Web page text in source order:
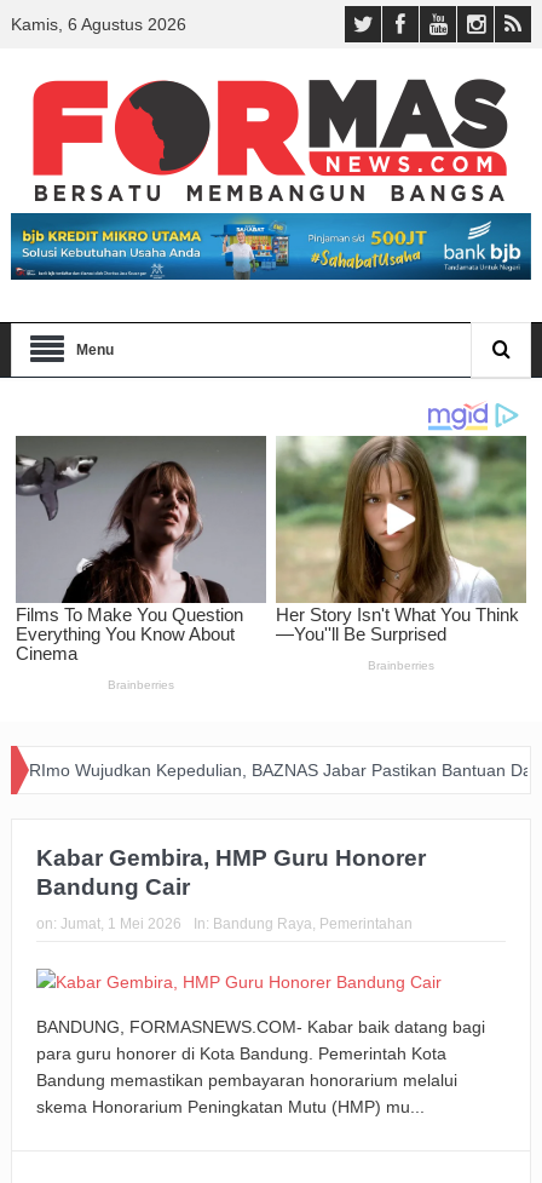
Kamis, 6 Agustus 2026
Menu
Wujudkan Kepedulian, BAZNAS Jabar Pastikan Bantuan Daging
Kabar Gembira, HMP Guru Honorer
Bandung Cair
on: Jumat, 1 Mei 2026 In: Bandung Raya, Pemerintahan
BANDUNG, FORMASNEWS.COM- Kabar baik datang bagi
para guru honorer di Kota Bandung. Pemerintah Kota
Bandung memastikan pembayaran honorarium melalui
skema Honorarium Peningkatan Mutu (HMP) mu...